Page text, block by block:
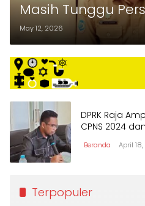
Masih Tunggu
May 12, 2026
DPRK Raja
CPNS 2024
Beranda April
Terpopuler